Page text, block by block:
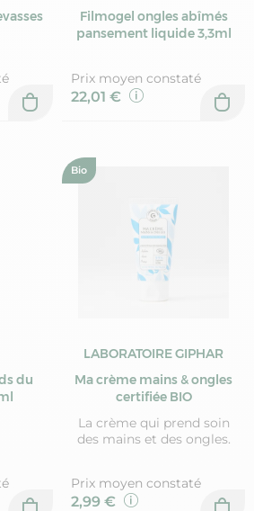
Filmogel ongles abîmés
pansement liquide 3,3ml
Prix moyen constaté
22,01 €
du
LABORATOIRE GIPHAR
Ma crème mains & ongles
certifiée BIO
La crème qui prend soin
des mains et des ongles.
Bio
Prix moyen constaté
2,99 €